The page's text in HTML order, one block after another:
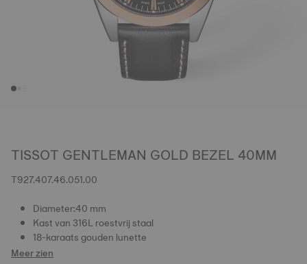
TISSOT GENTLEMAN GOLD BEZEL 40MM
T927.407.46.051.00
Diameter:40 mm
Kast van 316L roestvrij staal
18-karaats gouden lunette
Meer zien